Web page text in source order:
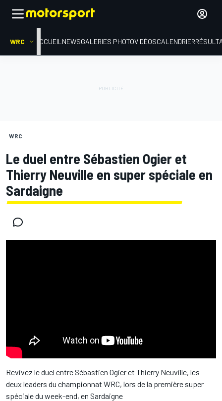
WRC ACCUEIL NEWSGALERIES PHOTOVIDÉOSCALENDRIER
WRC
Le duel entre Sébastien Ogier et
Thierry Neuville en super spéciale en
Sardaigne
Revivez le duel entre Sébastien Ogier et Thierry Neuville, les
deux leaders du championnat WRC, lors de la première super
spéciale du week-end, en Sardaigne